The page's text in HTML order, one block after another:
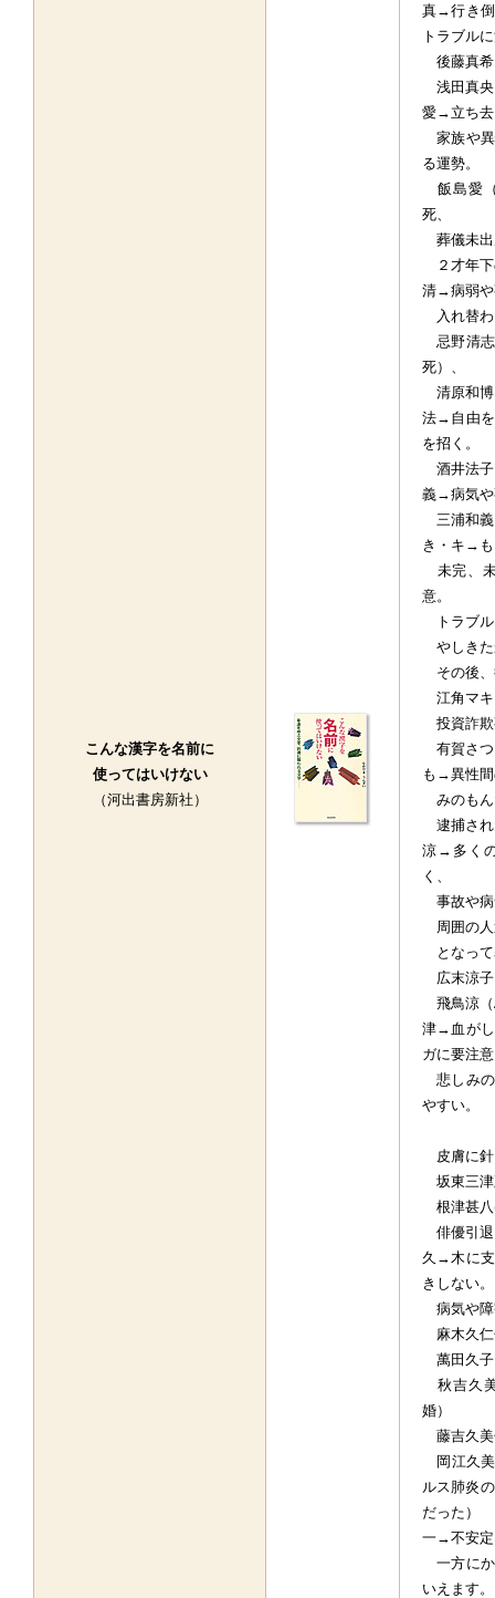
こんな漢字を名前に
使ってはいけない
（河出書房新社）
真→行き倒
トラブル
後藤真希
浅田真央
愛→立ち去
家族や異
る運勢。
飯島愛
死、
葬儀未出
２才年下
清→病弱や
入れ替わ
忌野清志
死）、
清原和博
法→自由を
を招く。
酒井法子
義→病気や
三浦和義
き・キ→も
未完、
意。
トラブル
やしきた
その後、
江角マキ
投資詐欺
有賀さつ
も→異性間
みのもん
逮捕され
涼→多く
く、
事故や病
周囲の人
となって
広末涼子
飛鳥涼（
津→血がし
ガに要注
悲しみの
やすい。
皮膚に針
坂東三
根津甚八
俳優引退
久→木に支
きしない。
病気や障
麻木久仁
萬田久子
秋吉久
婚）
藤吉久美
岡江久美
ルス肺炎
だった）
一→不安定
一方にか
いえます。